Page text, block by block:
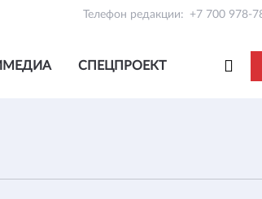
Телефон редакции: +7 700 978-
СПЕЦПРОЕКТ